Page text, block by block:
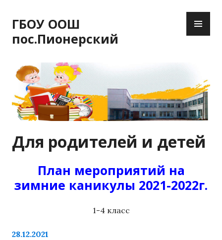
е
р
е
и
с
е
р
м
ГБОУ ООШ
пос.Пионерский
Для родителей и детей
План мероприятий на
зимние каникулы 2021-2022г.
1-4 класс
28.12.2021